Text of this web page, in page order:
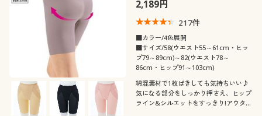
み仕様)
2,189円
217件
■カラー/4色展開
■サイズ/58(ウエスト55～61cm・ヒッ
プ79～89cm)～82(ウエスト78～
86cm・ヒップ91～103cm)
綿混素材で1枚ばきしても気持ちいい♪
気になる部分をしっかり押さえ、ヒップ
ライン&シルエットをすっきり!アウター